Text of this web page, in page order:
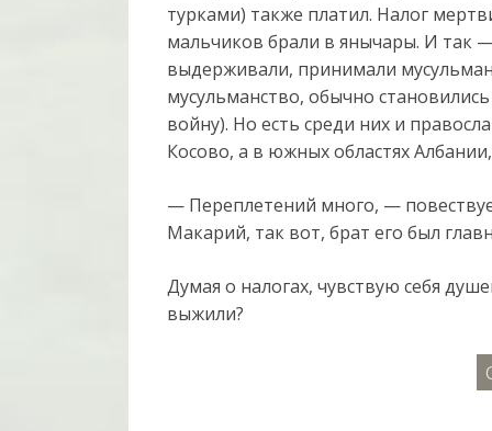
турками) также платил. Налог
мальчиков брали в янычары. И так
выдерживали, принимали
мусульманство, обычно
войну). Но есть среди них и
Косово, а в южных областях
— Переплетений много, —
Макарий, так вот, брат его был
Думая о налогах, чувствую себя
выжили?